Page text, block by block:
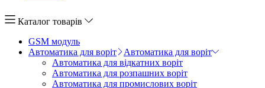
Каталог товарів
GSM модуль
Автоматика для воріт
Автоматика для воріт
Автоматика для відкатних воріт
Автоматика для розпашних воріт
Автоматика для промислових воріт